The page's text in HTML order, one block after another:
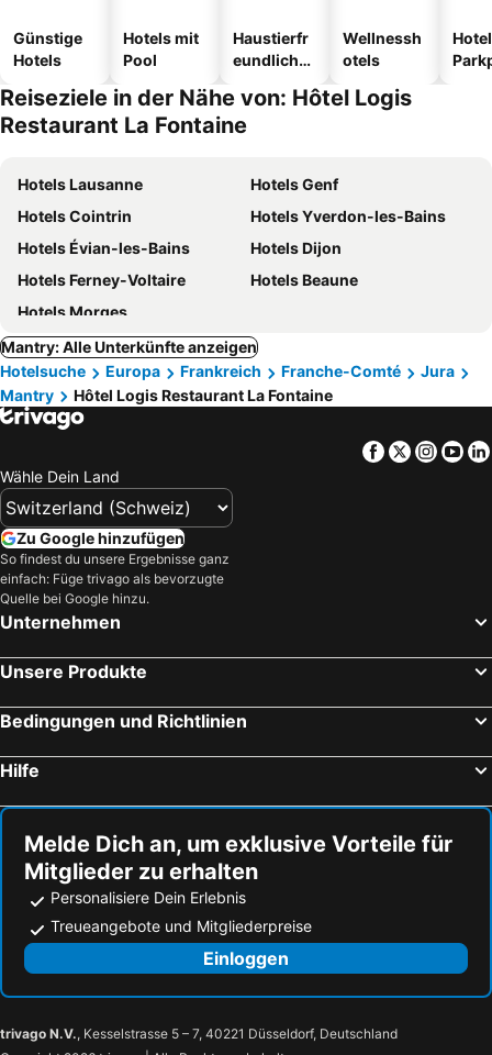
Günstige
Hotels
Hotels mit
Pool
Haustierfr
eundliche
Wellnessh
otels
Reiseziele in der Nähe von: Hôtel Logis
Restaurant La Fontaine
Hotels Lausanne
Hotels Genf
Hotels Cointrin
Hotels Yverdon-les-Bains
Hotels Évian-les-Bains
Hotels Dijon
Hotels Ferney-Voltaire
Hotels Beaune
Hotels Morges
Mantry: Alle Unterkünfte anzeigen
Hotelsuche
Europa Frankreich Franche-Comté
Jura
Mantry
Hôtel Logis Restaurant La Fontaine
Facebook
Twitter
Wähle Dein Land
Zu Google hinzufügen
So findest du unsere Ergebnisse ganz
einfach: Füge trivago als bevorzugte
Quelle bei Google hinzu.
Unternehmen
Unsere Produkte
Bedingungen und Richtlinien
Hilfe
Melde Dich an, um exklusive Vorteile für
Mitglieder zu erhalten
Personalisiere Dein Erlebnis
Treueangebote und Mitgliederpreise
Einloggen
trivago N.V., Kesselstrasse 5 – 7, 40221 Düsseldorf, Deutschland